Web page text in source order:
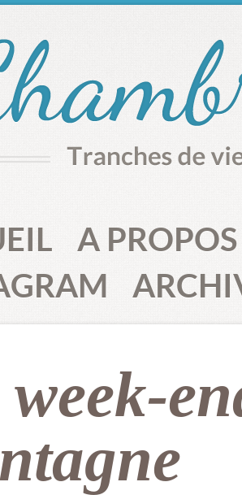
A PROPOS